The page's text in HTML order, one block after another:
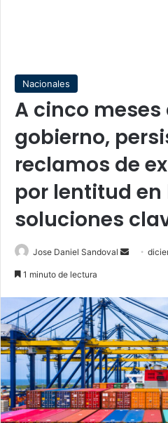
Nacionales
A cinco
gobierno,
reclamos de
por lentitud
soluciones
Jose Daniel Sandoval
Send
1 minuto de lectura